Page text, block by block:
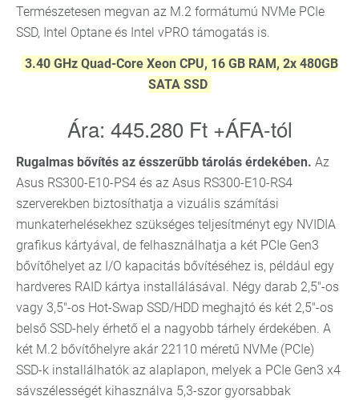
Természetesen megvan az M.2 formátumú NVMe PCIe
SSD, Intel Optane és Intel vPRO támogatás is.
3.40 GHz Quad-Core Xeon CPU, 16 GB RAM, 2x 480GB
SATA SSD
Ára: 445.280 Ft +ÁFA-tól
Rugalmas bővítés az ésszerűbb tárolás érdekében. Az
Asus RS300-E10-PS4 és az Asus RS300-E10-RS4
szerverekben biztosíthatja a vizuális számítási
munkaterhelésekhez szükséges teljesítményt egy NVIDIA
grafikus kártyával, de felhasználhatja a két PCIe Gen3
bővítőhelyet az I/O kapacitás bővítéséhez is, például egy
hardveres RAID kártya installálásával. Négy darab 2,5"-os
vagy 3,5"-os Hot-Swap SSD/HDD meghajtó és két 2,5"-os
belső SSD-hely érhető el a nagyobb tárhely érdekében. A
két M.2 bővítőhelyre akár 22110 méretű NVMe (PCIe)
SSD-k installálhatók az alaplapon, melyek a PCIe Gen3 x4
sávszélességét kihasználva 5,3-szor gyorsabbak